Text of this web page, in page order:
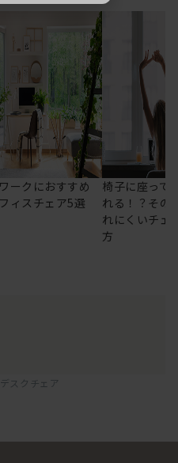
ークにおすすめ
ィスチェア5選
椅子に座って
れる！？その
れにくいチェ
方
スクチェア